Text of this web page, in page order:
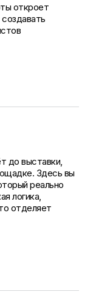
откроет
до выставки,
Здесь вы
реально
логика,
отделяет